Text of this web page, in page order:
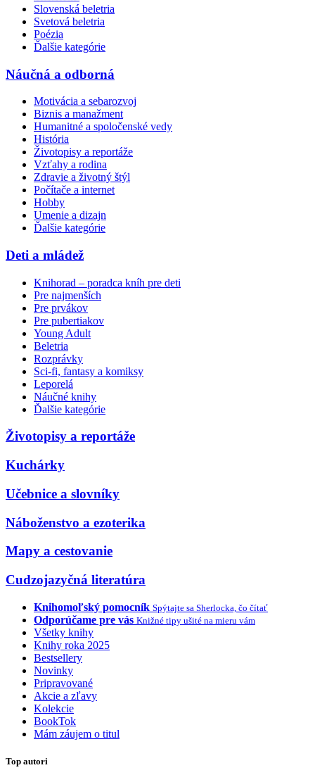
Slovenská beletria
Svetová beletria
Poézia
Ďalšie kategórie
Náučná a odborná
Motivácia a sebarozvoj
Biznis a manažment
Humanitné a spoločenské vedy
História
Životopisy a reportáže
Vzťahy a rodina
Zdravie a životný štýl
Počítače a internet
Hobby
Umenie a dizajn
Ďalšie kategórie
Deti a mládež
Knihorad – poradca kníh pre deti
Pre najmenších
Pre prvákov
Pre pubertiakov
Young Adult
Beletria
Rozprávky
Sci-fi, fantasy a komiksy
Leporelá
Náučné knihy
Ďalšie kategórie
Životopisy a reportáže
Kuchárky
Učebnice a slovníky
Náboženstvo a ezoterika
Mapy a cestovanie
Cudzojazyčná literatúra
Knihomoľský pomocník Spýtajte sa Sherlocka, čo čítať
Odporúčame pre vás Knižné tipy ušité na mieru vám
Všetky knihy
Knihy roka 2025
Bestsellery
Novinky
Pripravované
Akcie a zľavy
Kolekcie
BookTok
Mám záujem o titul
Top autori